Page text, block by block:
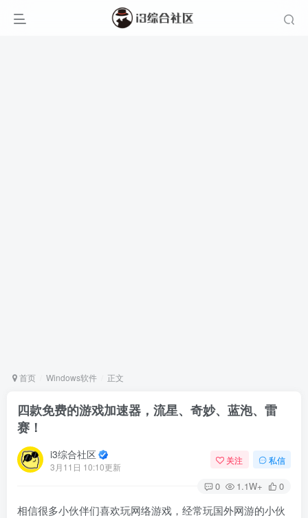
首页 Windows软件 正文
四款免费的游戏加速器，流星、奇妙、蓝泡、雷
赛！
i3综合社区
3月11日 10:10更新
关注 私信
0 1.1W+ 0
相信很多小伙伴们喜欢玩网络游戏，经常玩国外网游的小伙